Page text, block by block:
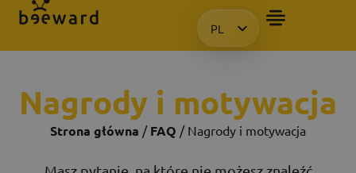
PL
HU
Nagrody i motywacja
Strona główna / FAQ / Nagrody i motywacja